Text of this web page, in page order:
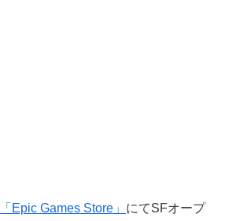
「Epic Games Store」 にてSFオープ